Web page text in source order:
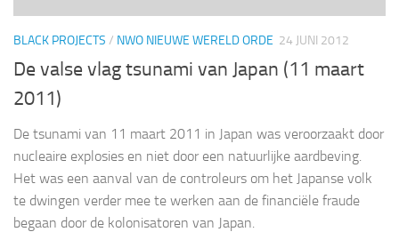
BLACK PROJECTS / NWO NIEUWE WERELD ORDE 24 JUNI 2012
De valse vlag tsunami van Japan (11 maart
2011)
De tsunami van 11 maart 2011 in Japan was veroorzaakt door
nucleaire explosies en niet door een natuurlijke aardbeving.
Het was een aanval van de controleurs om het Japanse volk
te dwingen verder mee te werken aan de financiële fraude
begaan door de kolonisatoren van Japan.